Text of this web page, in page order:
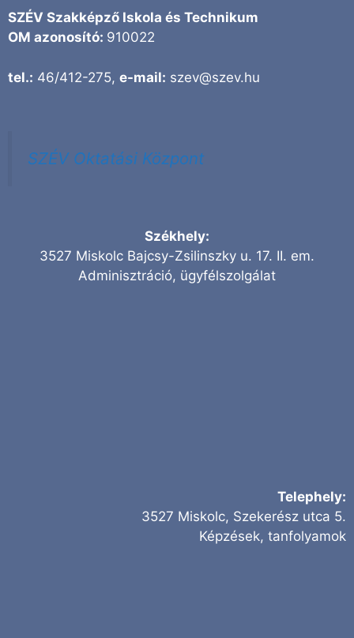
SZÉV Szakképző Iskola és Technikum
OM azonosító: 910022
tel.: 46/412-275, e-mail: szev@szev.hu
SZÉV Oktatási Központ
Székhely:
3527 Miskolc Bajcsy-Zsilinszky u. 17. II. em.
Adminisztráció, ügyfélszolgálat
Telephely:
3527 Miskolc, Szekerész utca 5.
Képzések, tanfolyamok